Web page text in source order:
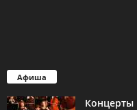
Афиша
Концерты